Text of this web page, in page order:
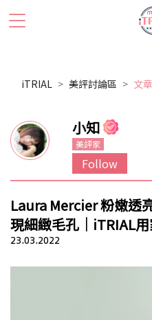
iTRIAL 美評討論區 文章
小知
美評家
Follow
Laura Mercier 粉嫩透
現細緻毛孔｜iTRIAL
23.03.2022